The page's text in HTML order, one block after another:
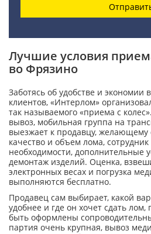
Лучшие условия
во Фрязино
Заботясь об удобстве и экономии
клиентов, «Интерлом»
так называемого «приема с
вывоз, мобильная группа на
выезжает к продавцу,
качество и объем лома,
необходимости, дополнительные
демонтаж изделий. Оценка,
электронных весах и погрузка
выполняются бесплатно.
Продавец сам выбирает, какой
удобнее и где он хочет сдать
быть оформлены
партия очень крупная, вывоз